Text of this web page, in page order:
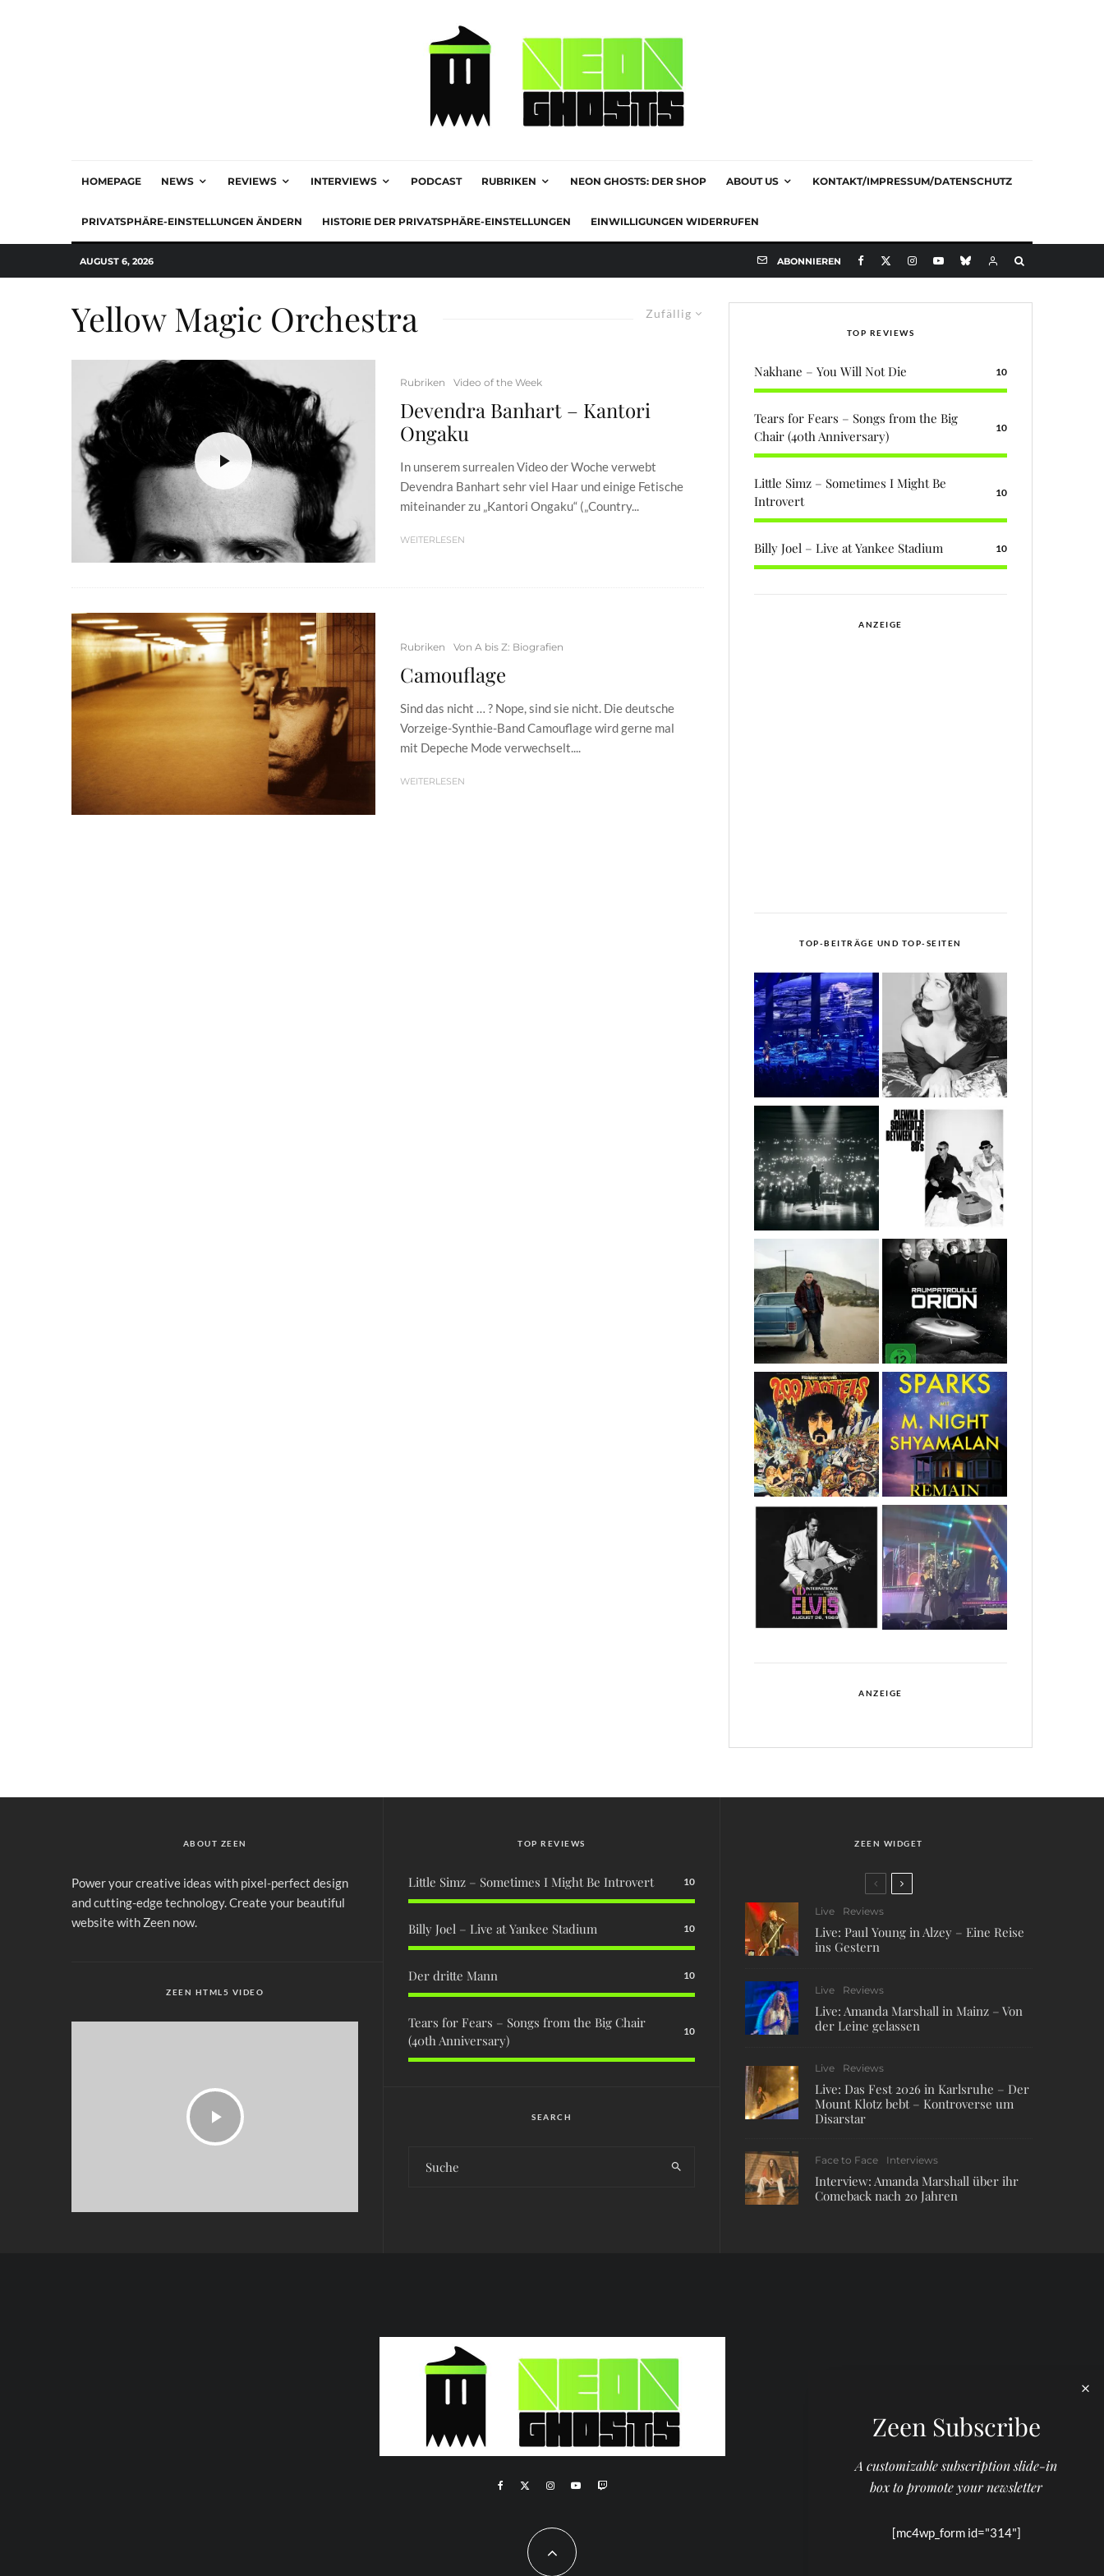
HOMEPAGE NEWS REVIEWS INTERVIEWS PODCAST RUBRIKEN NEON GHOSTS: DER SHOP ABOUT US KONTAKT/IMPRESSUM/DATENSCHUTZ
PRIVATSPHÄRE-EINSTELLUNGEN ÄNDERN HISTORIE DER PRIVATSPHÄRE-EINSTELLUNGEN EINWILLIGUNGEN WIDERRUFEN
AUGUST 6, 2026 ABONNIEREN
Zufällig
Yellow Magic Orchestra
Rubriken Video of the Week
Devendra Banhart – Kantori
Ongaku
In unserem surrealen Video der Woche verwebt
Devendra Banhart sehr viel Haar und einige Fetische
miteinander zu „Kantori Ongaku“ („Country...
WEITERLESEN
Rubriken Von A bis Z: Biografien
Camouflage
Sind das nicht … ? Nope, sind sie nicht. Die deutsche
Vorzeige-Synthie-Band Camouflage wird gerne mal
mit Depeche Mode verwechselt....
WEITERLESEN
TOP REVIEWS
Nakhane – You Will Not Die 10
Tears for Fears – Songs from the Big
Chair (40th Anniversary)
10
Little Simz – Sometimes I Might Be
Introvert
10
Billy Joel – Live at Yankee Stadium 10
ANZEIGE
TOP-BEITRÄGE UND TOP-SEITEN
ANZEIGE
ABOUT ZEEN
Power your creative ideas with pixel-perfect design
and cutting-edge technology. Create your beautiful
website with Zeen now.
ZEEN HTML5 VIDEO
TOP REVIEWS
Little Simz – Sometimes I Might Be Introvert 10
Billy Joel – Live at Yankee Stadium 10
Der dritte Mann 10
Tears for Fears – Songs from the Big Chair
(40th Anniversary)
10
SEARCH
ZEEN WIDGET
Live Reviews
Live: Paul Young in Alzey – Eine Reise
ins Gestern
Live Reviews
Live: Amanda Marshall in Mainz – Von
der Leine gelassen
Live Reviews
Live: Das Fest 2026 in Karlsruhe – Der
Mount Klotz bebt – Kontroverse um
Disarstar
Face to Face Interviews
Interview: Amanda Marshall über ihr
Comeback nach 20 Jahren
Zeen Subscribe
A customizable subscription slide-in
box to promote your newsletter
[mc4wp_form id="314"]